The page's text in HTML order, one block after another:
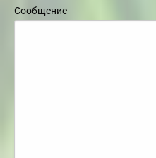
Сообщение